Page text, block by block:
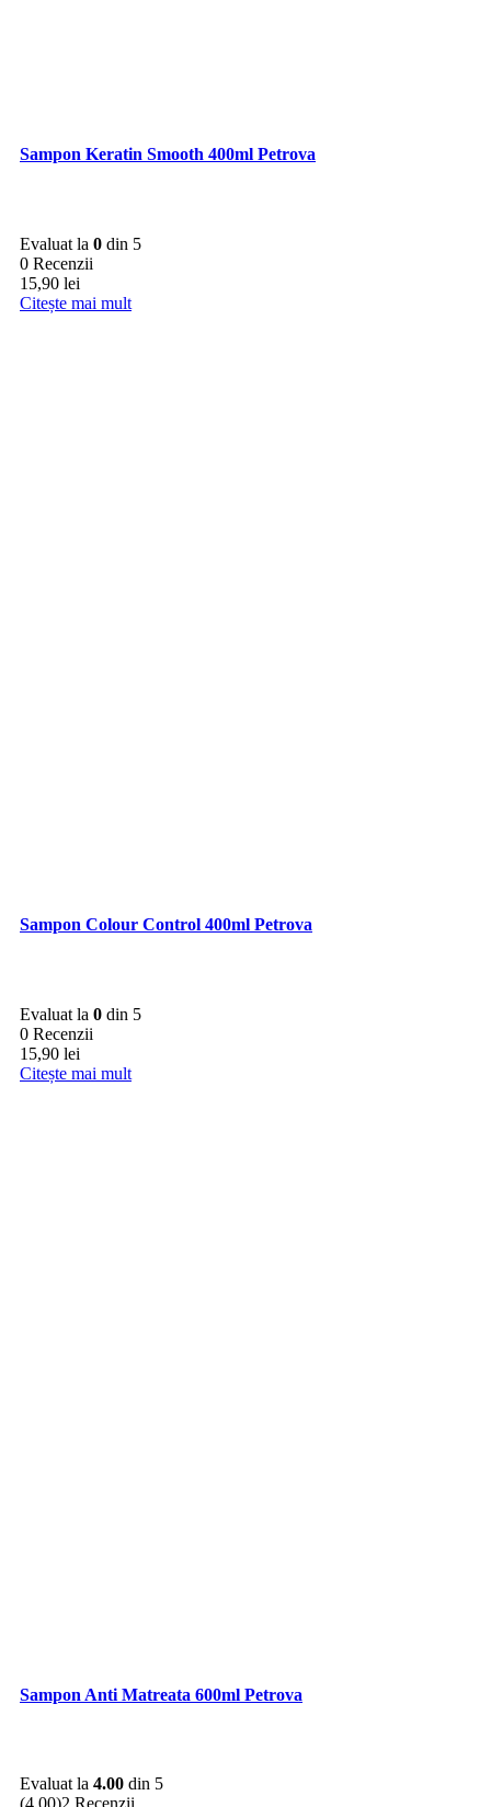
Sampon Keratin Smooth 400ml Petrova
Evaluat la 0 din 5
0 Recenzii
15,90 lei
Citește mai mult
Sampon Colour Control 400ml Petrova
Evaluat la 0 din 5
0 Recenzii
15,90 lei
Citește mai mult
Sampon Anti Matreata 600ml Petrova
Evaluat la 4.00 din 5